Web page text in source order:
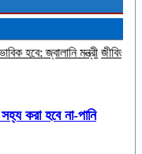
জীবিত অবস্থায় নিজের
করা হবে না-পানি